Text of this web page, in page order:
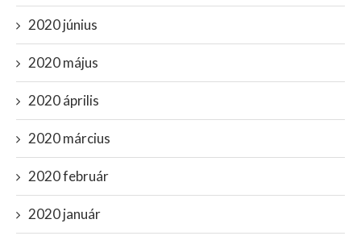
2020 június
2020 május
2020 április
2020 március
2020 február
2020 január